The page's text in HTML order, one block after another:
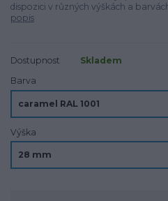
dispozici v různých výškách a
popis
Dostupnost
Skladem
Barva
Výška